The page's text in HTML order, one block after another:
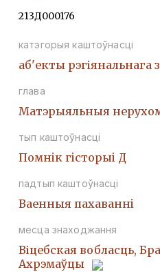
213Д000176
катэгорыя каштоўнасці
аб'екты рэгіянальнага
глава
Матэрыяльныя
тып каштоўнасці
Помнiк гiсторыi Д
падтып каштоўнасці
Ваенныя пахаваннi
месца знаходжання
Віцебская вобласць,
Ахрэмаўцы